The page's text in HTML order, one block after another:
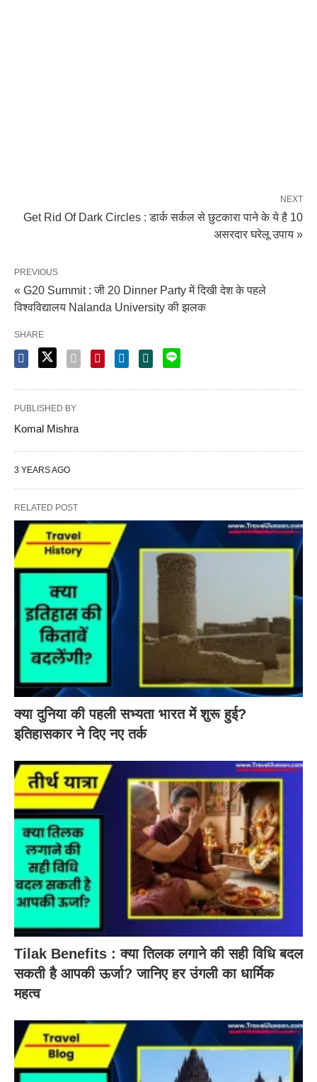
NEXT
Get Rid Of Dark Circles : डार्क सर्कल से छुटकारा पाने के ये है 10
असरदार घरेलू उपाय »
PREVIOUS
« G20 Summit : जी 20 Dinner Party में दिखी देश के पहले
विश्वविद्यालय Nalanda University की झलक
SHARE
PUBLISHED BY
Komal Mishra
3 YEARS AGO
RELATED POST
क्या दुनिया की पहली सभ्यता भारत में शुरू हुई?
इतिहासकार ने दिए नए तर्क
Tilak Benefits : क्या तिलक लगाने की सही विधि बदल
सकती है आपकी ऊर्जा? जानिए हर उंगली का धार्मिक
महत्व